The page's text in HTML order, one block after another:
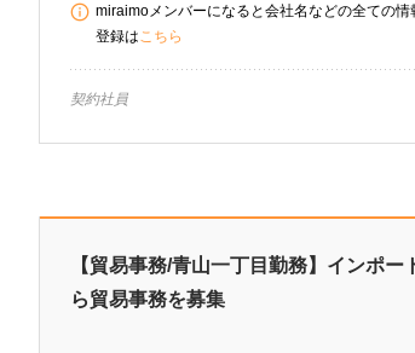
miraimoメンバーになると会社名などの全ての
登録はこちら
契約社員
【貿易事務/青山一丁目勤務】インポ
ら貿易事務を募集